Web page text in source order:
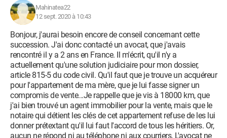
Mahinatea22
12 sept. 2020 à 10:43
Bonjour, j'aurai besoin encore de conseil concernant cette
succession. J'ai donc contacté un avocat, que j'avais
rencontré il y a 2 ans en France. Il m'écrit, qu'il n'y a
actuellement qu'une solution judiciaire pour mon dossier,
article 815-5 du code civil. Qu'il faut que je trouve un acquéreur
pour l'appartement de ma mère, que je lui fasse signer un
compromis de vente...Je rappelle que je vis à 18000 km, que
j'ai bien trouvé un agent immobilier pour la vente, mais que le
notaire qui détient les clés de cet appartement refuse de les lui
donner prétextant qu'il lui faut l'accord de tous les héritiers. Or,
aucun ne répond ni au téléphone ni aux courriers. L'avocat ne